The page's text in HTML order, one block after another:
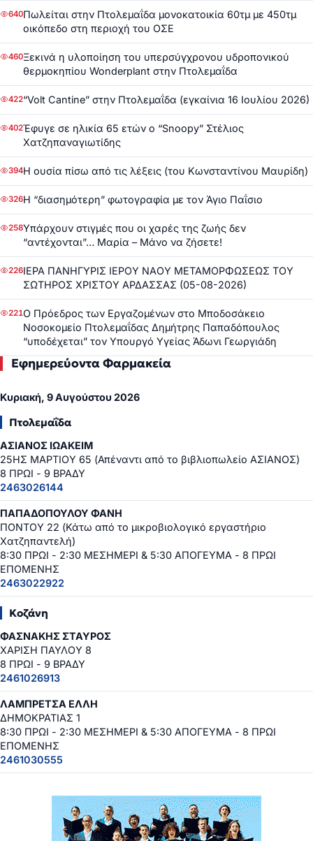
640Πωλείται στην Πτολεμαΐδα μονοκατοικία 60τμ με 450τμ
οικόπεδο στη περιοχή του ΟΣΕ
460Ξεκινά η υλοποίηση του υπερσύγχρονου υδροπονικού
θερμοκηπίου Wonderplant στην Πτολεμαΐδα
422“Volt Cantine” στην Πτολεμαΐδα (εγκαίνια 16 Ιουλίου 2026)
402Έφυγε σε ηλικία 65 ετών ο “Snoopy” Στέλιος
Χατζηπαναγιωτίδης
394Η ουσία πίσω από τις λέξεις (του Κωνσταντίνου Μαυρίδη)
326Η “διασημότερη” φωτογραφία με τον Άγιο Παΐσιο
258Υπάρχουν στιγμές που οι χαρές της ζωής δεν
“αντέχονται”… Μαρία – Μάνο να ζήσετε!
226ΙΕΡΑ ΠΑΝΗΓΥΡΙΣ ΙΕΡΟΥ ΝΑΟΥ ΜΕΤΑΜΟΡΦΩΣΕΩΣ ΤΟΥ
ΣΩΤΗΡΟΣ ΧΡΙΣΤΟΥ ΑΡΔΑΣΣΑΣ (05-08-2026)
221Ο Πρόεδρος των Εργαζομένων στο Μποδοσάκειο
Νοσοκομείο Πτολεμαΐδας Δημήτρης Παπαδόπουλος
“υποδέχεται” τον Υπουργό Υγείας Άδωνι Γεωργιάδη
Εφημερεύοντα Φαρμακεία
Κυριακή, 9 Αυγούστου 2026
Πτολεμαΐδα
ΑΣΙΑΝΟΣ ΙΩΑΚΕΙΜ
25ΗΣ ΜΑΡΤΙΟΥ 65 (Απέναντι από το βιβλιοπωλείο ΑΣΙΑΝΟΣ)
8 ΠΡΩΙ - 9 ΒΡΑΔΥ
2463026144
ΠΑΠΑΔΟΠΟΥΛΟΥ ΦΑΝΗ
ΠΟΝΤΟΥ 22 (Κάτω από το μικροβιολογικό εργαστήριο
Χατζηπαντελή)
8:30 ΠΡΩΙ - 2:30 ΜΕΣΗΜΕΡΙ & 5:30 ΑΠΟΓΕΥΜΑ - 8 ΠΡΩΙ
ΕΠΟΜΕΝΗΣ
2463022922
Κοζάνη
ΦΑΣΝΑΚΗΣ ΣΤΑΥΡΟΣ
ΧΑΡΙΣΗ ΠΑΥΛΟΥ 8
8 ΠΡΩΙ - 9 ΒΡΑΔΥ
2461026913
ΛΑΜΠΡΕΤΣΑ ΕΛΛΗ
ΔΗΜΟΚΡΑΤΙΑΣ 1
8:30 ΠΡΩΙ - 2:30 ΜΕΣΗΜΕΡΙ & 5:30 ΑΠΟΓΕΥΜΑ - 8 ΠΡΩΙ
ΕΠΟΜΕΝΗΣ
2461030555